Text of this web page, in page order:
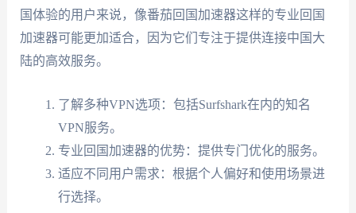
国体验的用户来说，像番茄回国加速器这样的专业回国
加速器可能更加适合，因为它们专注于提供连接中国大
陆的高效服务。
了解多种VPN选项：包括Surfshark在内的知名
VPN服务。
专业回国加速器的优势：提供专门优化的服务。
适应不同用户需求：根据个人偏好和使用场景进
行选择。